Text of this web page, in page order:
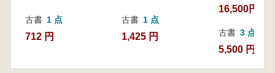
ロシア極東アムール河下流域における初期鉄器
時代ウリル文化の
古書 1 点
712 円
古書 1 点
1,425 円
16,500円
古書 3 点
5,500 円~